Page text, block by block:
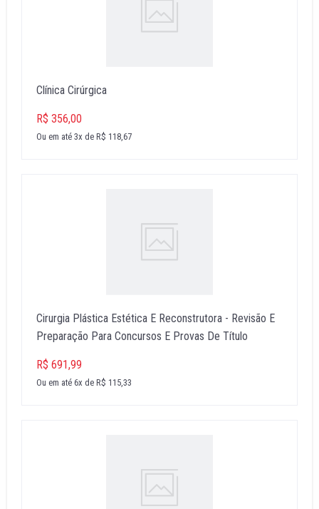
Clínica Cirúrgica
R$ 356,00
Ou em até 3x de R$ 118,67
Cirurgia Plástica Estética E Reconstrutora - Revisão E
Preparação Para Concursos E Provas De Título
R$ 691,99
Ou em até 6x de R$ 115,33